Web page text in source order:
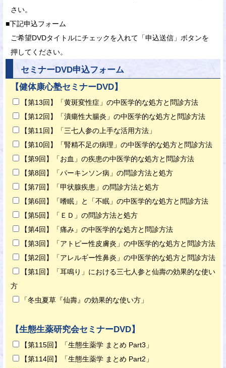
さい。
■下記申込フォーム
ご希望DVDタイトルにチェックを入れて「申込送信」ボタンを
押してください。
セミナーDVD申込フォーム
【健体康心塾セミナーDVD】
【第13回】「黄斑変性症」の中医学的な処方と問診方法
【第12回】「潰瘍性大腸炎」の中医学的な処方と問診方法
【第11回】「三七人参の上手な活用方法」
【第10回】「腎精不足の病理」の中医学的な処方と問診方法
【第9回】「お血」の疾患の中医学的な処方と問診方法
【第8回】「パーキンソン病」の問診方法と処方
【第7回】「甲状腺疾患」の問診方法と処方
【第6回】「嗜眠」と「不眠」の中医学的な処方と問診方法
【第5回】「ＥＤ」の問診方法と処方
【第4回】「痛み」の中医学的な処方と問診方法
【第3回】「アトピー性皮膚炎」の中医学的な処方と問診方法
【第2回】「アレルギー性鼻炎」の中医学的な処方と問診方法
【第1回】「耳鳴り」における三七人参と仙壽の効果的な使い
方
「冬虫夏草『仙壽』の効果的な使い方」
【生態生薬研究会セミナーDVD】
【第115回】「生態生薬学 まとめ Part3」
【第114回】「生態生薬学 まとめ Part2」